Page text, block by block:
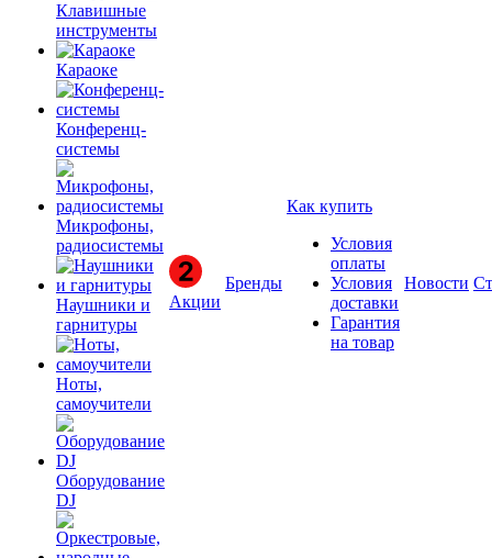
Клавишные
инструменты
Караоке
Конференц-
системы
Микрофоны,
радиосистемы
Наушники и
гарнитуры
Ноты,
самоучители
Оборудование
DJ
Акции
Бренды
Как купить
Условия
оплаты
Условия
доставки
Гарантия
на товар
Новости